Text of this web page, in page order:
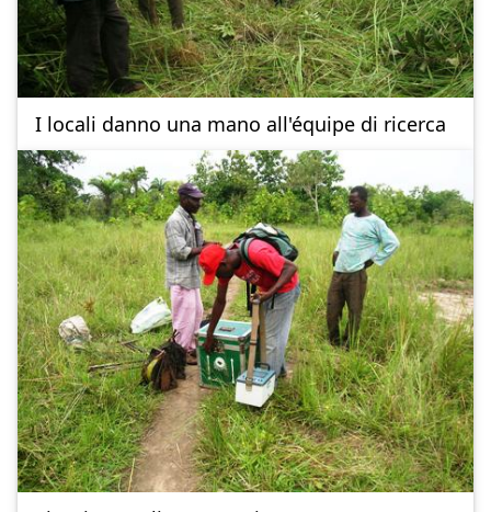
I locali danno una mano all'équipe di ricerca